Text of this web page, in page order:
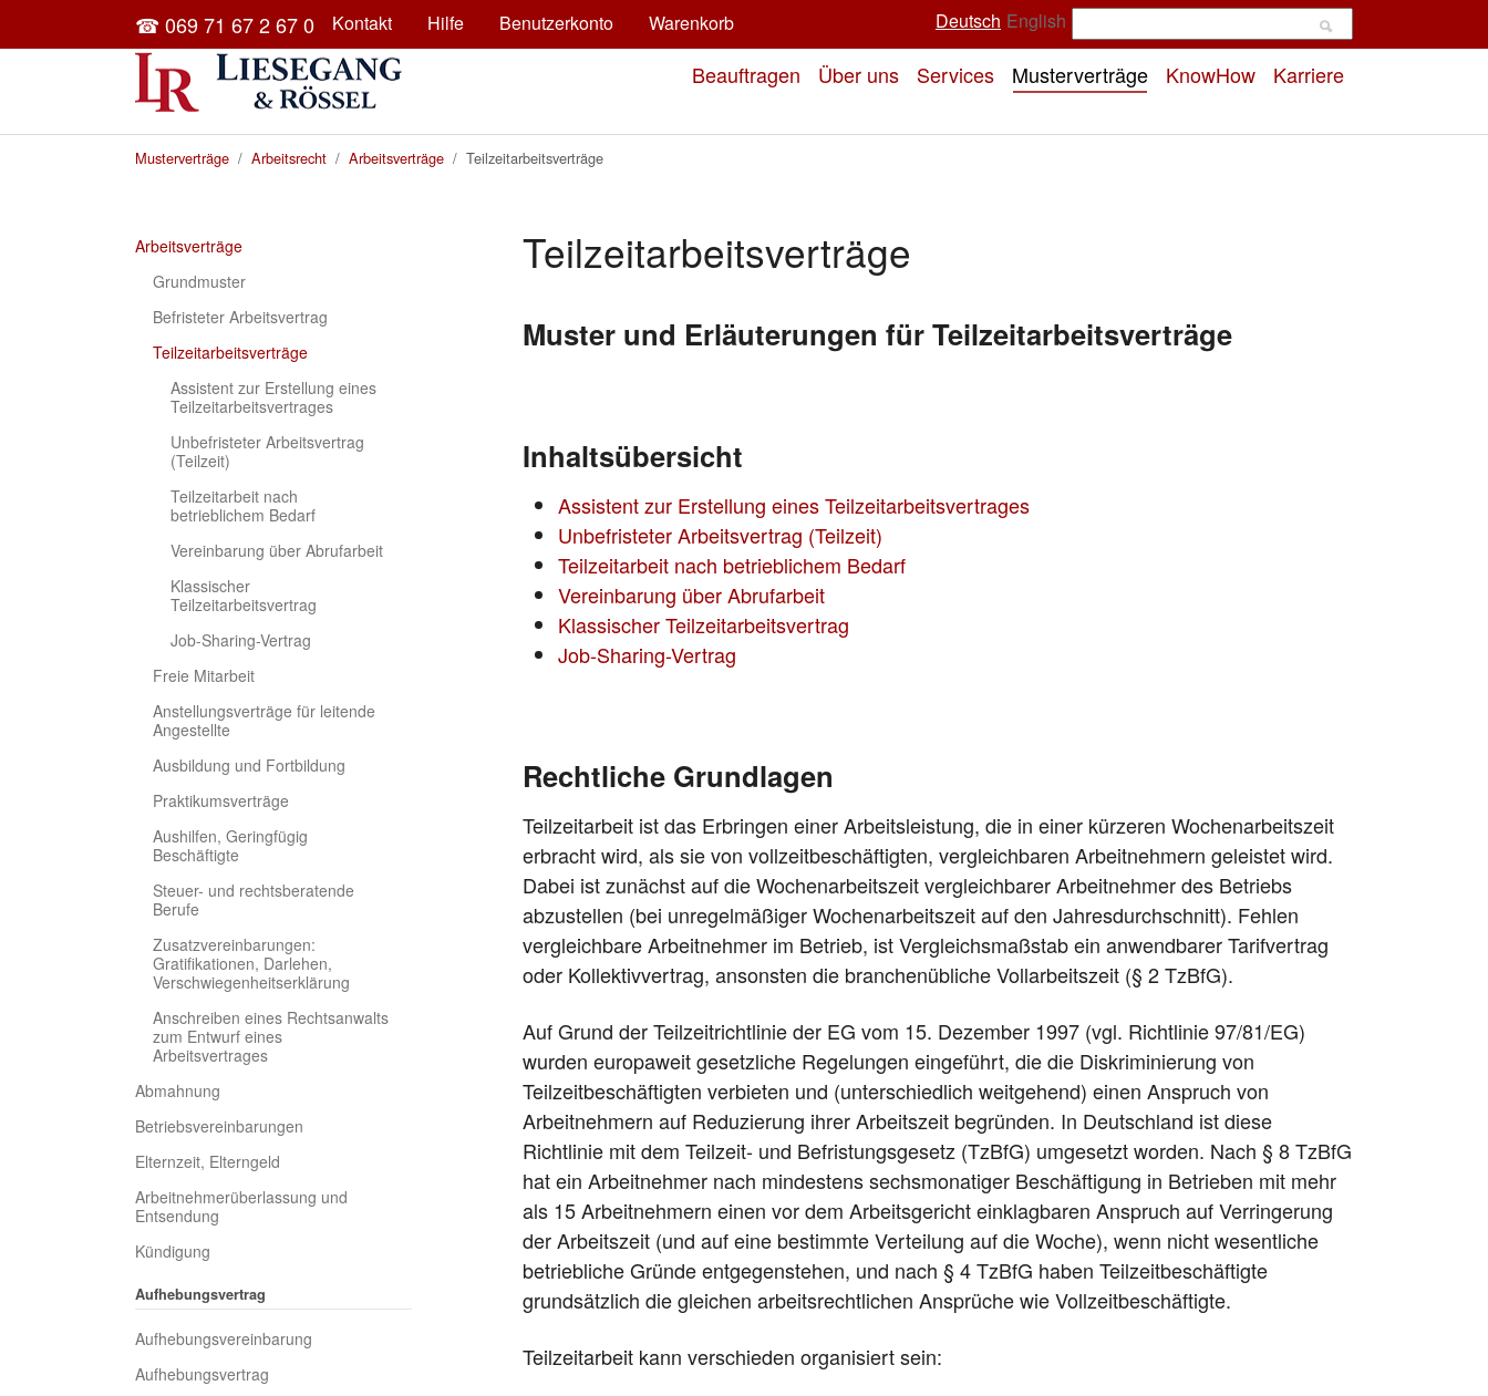
Skip to main content☎ 069 71 67 2 67 0 Kontakt Hilfe Benutzerkonto Warenkorb Deutsch English
Beauftragen Über uns Services Musterverträge KnowHow Karriere
You are here:
Musterverträge Arbeitsrecht Arbeitsverträge Teilzeitarbeitsverträge
Arbeitsverträge
Grundmuster
Befristeter Arbeitsvertrag
Teilzeitarbeitsverträge(current)
Assistent zur Erstellung eines
Teilzeitarbeitsvertrages
Unbefristeter Arbeitsvertrag
(Teilzeit)
Teilzeitarbeit nach
betrieblichem Bedarf
Vereinbarung über Abrufarbeit
Klassischer
Teilzeitarbeitsvertrag
Job-Sharing-Vertrag
Freie Mitarbeit
Anstellungsverträge für leitende
Angestellte
Ausbildung und Fortbildung
Praktikumsverträge
Aushilfen, Geringfügig
Beschäftigte
Steuer- und rechtsberatende
Berufe
Zusatzvereinbarungen:
Gratifikationen, Darlehen,
Verschwiegenheitserklärung
Anschreiben eines Rechtsanwalts
zum Entwurf eines
Arbeitsvertrages
Abmahnung
Betriebsvereinbarungen
Elternzeit, Elterngeld
Arbeitnehmerüberlassung und
Entsendung
Kündigung
Aufhebungsvertrag
Aufhebungsvereinbarung
Aufhebungsvertrag
Teilzeitarbeitsverträge
Muster und Erläuterungen für Teilzeitarbeitsverträge
Inhaltsübersicht
Assistent zur Erstellung eines Teilzeitarbeitsvertrages
Unbefristeter Arbeitsvertrag (Teilzeit)
Teilzeitarbeit nach betrieblichem Bedarf
Vereinbarung über Abrufarbeit
Klassischer Teilzeitarbeitsvertrag
Job-Sharing-Vertrag
Rechtliche Grundlagen
Teilzeitarbeit ist das Erbringen einer Arbeitsleistung, die in einer kürzeren Wochenarbeitszeit
erbracht wird, als sie von vollzeitbeschäftigten, vergleichbaren Arbeitnehmern geleistet wird.
Dabei ist zunächst auf die Wochenarbeitszeit vergleichbarer Arbeitnehmer des Betriebs
abzustellen (bei unregelmäßiger Wochenarbeitszeit auf den Jahresdurchschnitt). Fehlen
vergleichbare Arbeitnehmer im Betrieb, ist Vergleichsmaßstab ein anwendbarer Tarifvertrag
oder Kollektivvertrag, ansonsten die branchenübliche Vollarbeitszeit (§ 2 TzBfG).
Auf Grund der Teilzeitrichtlinie der EG vom 15. Dezember 1997 (vgl. Richtlinie 97/81/EG)
wurden europaweit gesetzliche Regelungen eingeführt, die die Diskriminierung von
Teilzeitbeschäftigten verbieten und (unterschiedlich weitgehend) einen Anspruch von
Arbeitnehmern auf Reduzierung ihrer Arbeitszeit begründen. In Deutschland ist diese
Richtlinie mit dem Teilzeit- und Befristungsgesetz (TzBfG) umgesetzt worden. Nach § 8 TzBfG
hat ein Arbeitnehmer nach mindestens sechsmonatiger Beschäftigung in Betrieben mit mehr
als 15 Arbeitnehmern einen vor dem Arbeitsgericht einklagbaren Anspruch auf Verringerung
der Arbeitszeit (und auf eine bestimmte Verteilung auf die Woche), wenn nicht wesentliche
betriebliche Gründe entgegenstehen, und nach § 4 TzBfG haben Teilzeitbeschäftigte
grundsätzlich die gleichen arbeitsrechtlichen Ansprüche wie Vollzeitbeschäftigte.
Teilzeitarbeit kann verschieden organisiert sein: